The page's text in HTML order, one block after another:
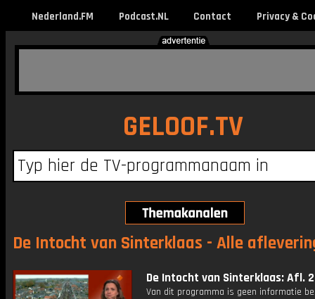
Nederland.FM Podcast.NL Contact Privacy &
GELOOF.TV
De Intocht van Sinterklaas - Alle
De Intocht van Sinterklaas: Afl. 2
Van dit programma is geen informatie